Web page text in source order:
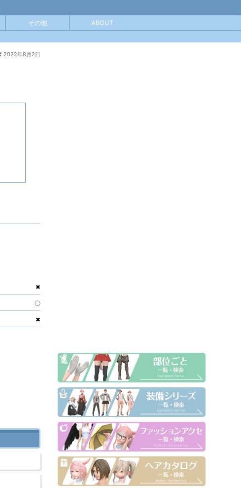
その他 ABOUT
2022年8月2日
✖
〇
✖